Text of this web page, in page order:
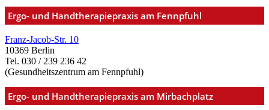
Ergo- und Handtherapiepraxis am Fennpfuhl
Franz-Jacob-Str. 10
10369 Berlin
Tel. 030 / 239 236 42
(Gesundheitszentrum am Fennpfuhl)
Ergo- und Handtherapiepraxis am Mirbachplatz